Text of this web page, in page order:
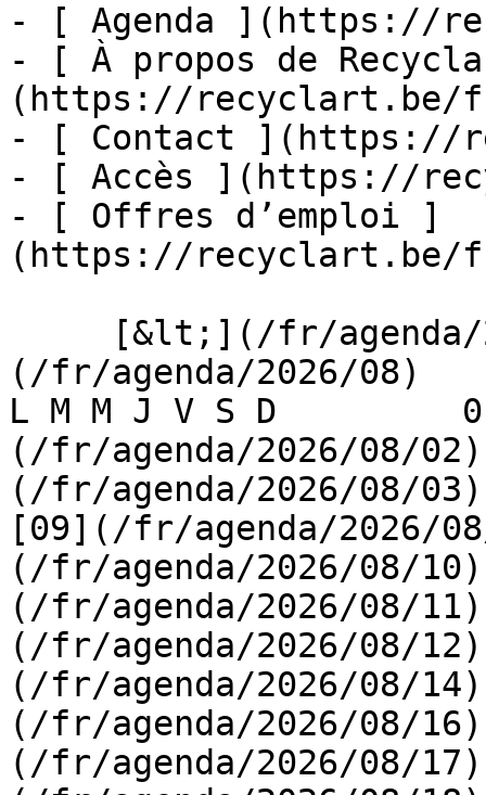
- [ Agenda ](https://
- [ À propos de
(https://recyclart.be/
- [ Contact ](https://
- [ Accès ](https://
- [ Offres d’emploi ]
(https://recyclart.be/
(/fr/agenda/2026/08)
L M M J V S D
(/fr/agenda/2026/08/
(/fr/agenda/2026/08/
[09](/fr/agenda/2026/
(/fr/agenda/2026/08/
(/fr/agenda/2026/08/
(/fr/agenda/2026/08/
(/fr/agenda/2026/08/
(/fr/agenda/2026/08/
(/fr/agenda/2026/08/